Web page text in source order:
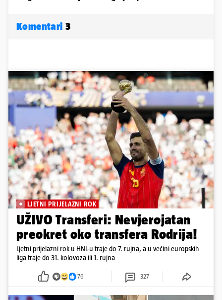
Komentari 3
LJETNI PRIJELAZNI ROK
UŽIVO Transferi: Nevjerojatan
preokret oko transfera Rodrija!
Ljetni prijelazni rok u HNL-u traje do 7. rujna, a u većini europskih
liga traje do 31. kolovoza ili 1. rujna
76 327